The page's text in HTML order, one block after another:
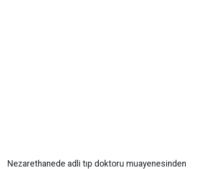
Nezarethanede adli tıp doktoru muayenesinden